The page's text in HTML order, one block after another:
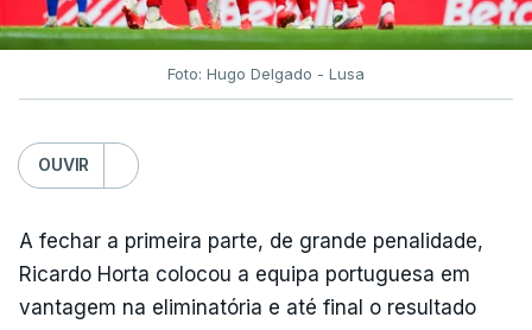
Foto: Hugo Delgado - Lusa
OUVIR
A fechar a primeira parte, de grande penalidade,
Ricardo Horta colocou a equipa portuguesa em
vantagem na eliminatória e até final o resultado